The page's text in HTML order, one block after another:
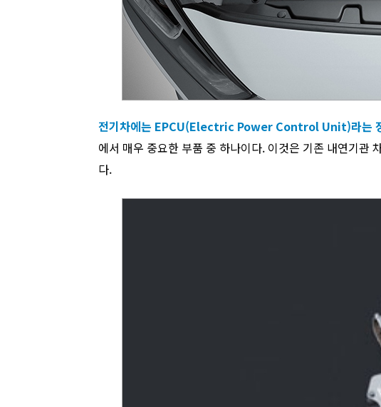
전기차에는 EPCU(Electric Power Control Unit)라는
에서 매우 중요한 부품 중 하나이다. 이것은 기존 내연
다.